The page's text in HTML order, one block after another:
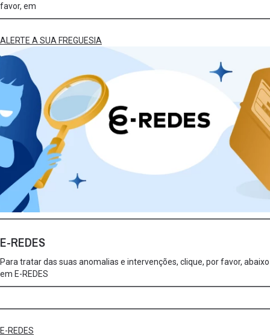
favor, em
ALERTE A SUA FREGUESIA
E-REDES
Para tratar das suas anomalias e intervenções, clique, por favor, abaixo
em E-REDES
E-REDES